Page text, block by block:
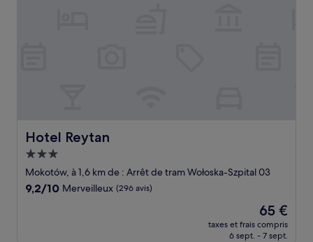
Hotel Reytan
Hotel Reytan
Hébergement
3.0 étoiles
Mokotów, à 1,6 km de : Arrêt de tram Wołoska-Szpital 03
9.2
9,2/10 Merveilleux (296 avis)
Le
nouveau
prix
65 €
taxes et frais compris
6 sept. - 7 sept.